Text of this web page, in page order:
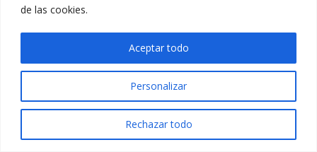
de las cookies.
Personalizar
Rechazar todo
Aceptar todo